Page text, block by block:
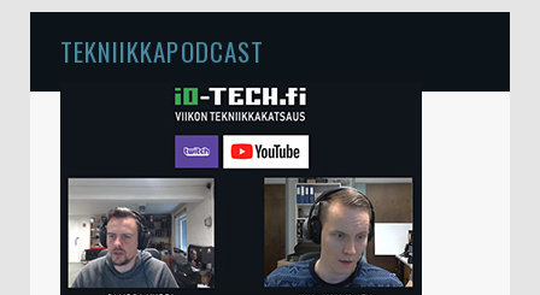
TEKNIIKKAPODCAST